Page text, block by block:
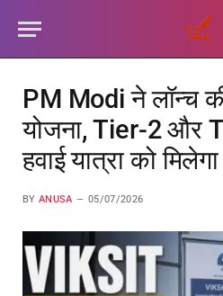
PM Modi ने लॉन्च
योजना, Tier-2 और
हवाई यात्रा को
BY ANUSA 05/07/2026